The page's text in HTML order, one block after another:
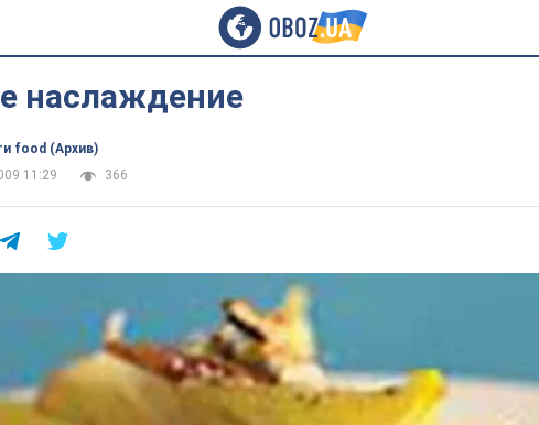
наслаждение
food (Архив)
11:29
366